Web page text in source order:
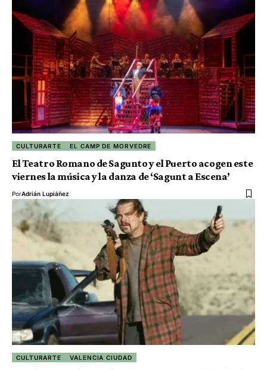
CULTURARTE EL CAMP DE MORVEDRE
El Teatro Romano de Sagunto y el Puerto acogen este
viernes la música y la danza de ‘Sagunt a Escena’
PorAdrián Lupiáñez
CULTURARTE VALENCIA CIUDAD